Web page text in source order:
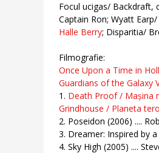
Focul ucigas/ Backdraft,
Captain Ron; Wyatt
Halle Berry; Disparitia/
Filmografie:
Once Upon a Time in
Guardians of the Galaxy
1. Death Proof / Mașina
Grindhouse / Planeta
2. Poseidon (2006) ....
3. Dreamer: Inspired by
4. Sky High (2005) ....